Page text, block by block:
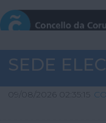
SEDE
09/08/2026 02:35:15